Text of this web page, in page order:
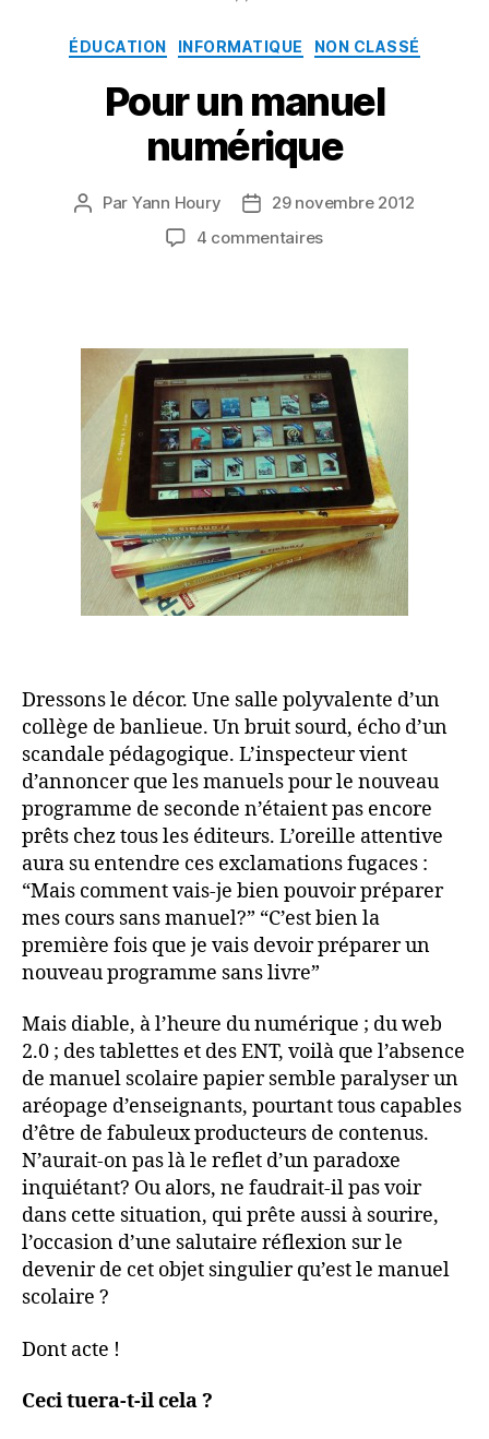
Catégories
ÉDUCATION INFORMATIQUE NON CLASSÉ
Pour un manuel
numérique
Auteur
Par Yann Houry
Date29 novembre 2012
4 commentairessur
Dressons le décor. Une salle polyvalente d’un
collège de banlieue. Un bruit sourd, écho d’un
scandale pédagogique. L’inspecteur vient
d’annoncer que les manuels pour le nouveau
programme de seconde n’étaient pas encore
prêts chez tous les éditeurs. L’oreille attentive
aura su entendre ces exclamations fugaces :
“Mais comment vais-je bien pouvoir préparer
mes cours sans manuel?” “C’est bien la
première fois que je vais devoir préparer un
nouveau programme sans livre”
Mais diable, à l’heure du numérique ; du web
2.0 ; des tablettes et des ENT, voilà que l’absence
de manuel scolaire papier semble paralyser un
aréopage d’enseignants, pourtant tous capables
d’être de fabuleux producteurs de contenus.
N’aurait-on pas là le reflet d’un paradoxe
inquiétant? Ou alors, ne faudrait-il pas voir
dans cette situation, qui prête aussi à sourire,
l’occasion d’une salutaire réflexion sur le
devenir de cet objet singulier qu’est le manuel
scolaire ?
Dont acte !
Ceci tuera-t-il cela ?